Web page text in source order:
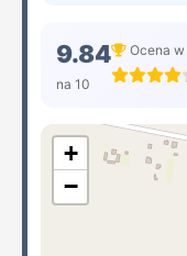
9.84
na 10
Ocena
+
−